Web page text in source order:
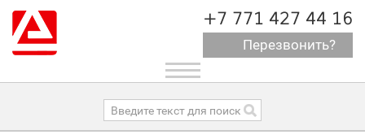
+7 771 427 44 16
Перезвонить?
Toggle
navigation